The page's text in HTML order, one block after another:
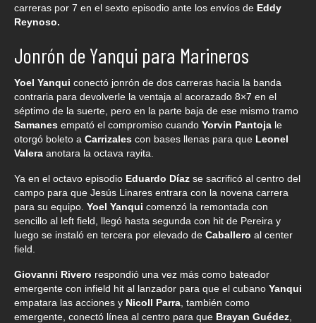
carreras por 7 en el sexto episodio ante los envíos de Eddy
Reynoso.
Jonrón de Yanqui para Marineros
Yoel Yanqui conectó jonrón de dos carreras hacia la banda
contraria para devolverle la ventaja al acorazado 8×7 en el
séptimo de la suerte, pero en la parte baja de ese mismo tramo
Samanes empató el compromiso cuando Yorvin Pantoja le
otorgó boleto a Carrizales con bases llenas para que Leonel
Valera anotara la octava rayita.
Ya en el octavo episodio Eduardo Díaz se sacrificó al centro del
campo para que Jesús Linares entrara con la novena carrera
para su equipo. Yoel Yanqui comenzó la remontada con
sencillo al left field, llegó hasta segunda con hit de Pereira y
luego se instaló en tercera por elevado de Caballero al center
field.
Giovanni Rivero respondió una vez más como bateador
emergente con infield hit al lanzador para que el cubano Yanqui
empatara las acciones y Nicoll Parra , también como
emergente, conectó línea al centro para que Brayan Guédez